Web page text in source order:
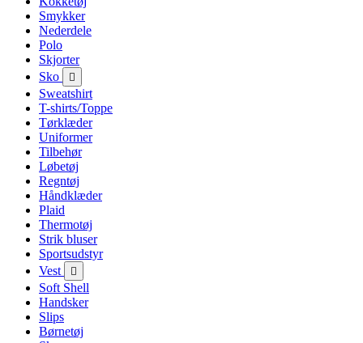
Smykker
Nederdele
Polo
Skjorter
Sko

Sweatshirt
T-shirts/Toppe
Tørklæder
Uniformer
Tilbehør
Løbetøj
Regntøj
Håndklæder
Plaid
Thermotøj
Strik bluser
Sportsudstyr
Vest

Soft Shell
Handsker
Slips
Børnetøj